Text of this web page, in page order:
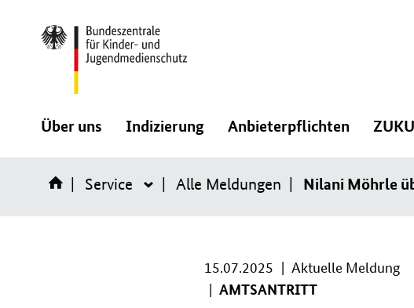
Über uns
öffnen/schließen
Indizierung
öffnen/schließen
Anbieterpflichten:
öffnen/
Service Service
Alle Meldungen Nilani Möhrle
AMTSANTRITT
15.07.2025 15.
07.
2025
Aktuelle Meldung